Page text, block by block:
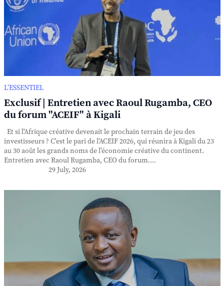
L’ESSENTIEL
Exclusif | Entretien avec Raoul Rugamba, CEO
du forum "ACEIF" à Kigali
Et si l'Afrique créative devenait le prochain terrain de jeu des
investisseurs ? C'est le pari de l'ACEIF 2026, qui réunira à Kigali du 23
au 30 août les grands noms de l'économie créative du continent.
Entretien avec Raoul Rugamba, CEO du forum....
29 July, 2026